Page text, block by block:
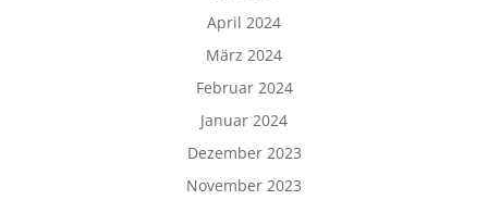
April 2024
März 2024
Februar 2024
Januar 2024
Dezember 2023
November 2023